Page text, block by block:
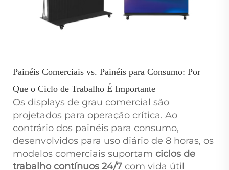
Painéis Comerciais vs. Painéis para Consumo: Por
Que o Ciclo de Trabalho É Importante
Os displays de grau comercial são
projetados para operação crítica. Ao
contrário dos painéis para consumo,
desenvolvidos para uso diário de 8 horas, os
modelos comerciais suportam ciclos de
trabalho contínuos 24/7 com vida útil